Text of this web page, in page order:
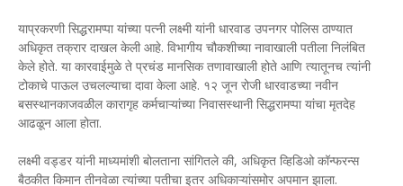
याप्रकरणी सिद्धरामप्पा यांच्या पत्नी लक्ष्मी यांनी धारवाड उपनगर पोलिस ठाण्यात
अधिकृत तक्रार दाखल केली आहे. विभागीय चौकशीच्या नावाखाली पतीला निलंबित
केले होते. या कारवाईमुळे ते प्रचंड मानसिक तणावाखाली होते आणि त्यातूनच त्यांनी
टोकाचे पाऊल उचलल्याचा दावा केला आहे. १२ जून रोजी धारवाडच्या नवीन
बसस्थानकाजवळील कारागृह कर्मचाऱ्यांच्या निवासस्थानी सिद्धरामप्पा यांचा मृतदेह
आढळून आला होता.
लक्ष्मी वड्डर यांनी माध्यमांशी बोलताना सांगितले की, अधिकृत व्हिडिओ कॉन्फरन्स
बैठकीत किमान तीनवेळा त्यांच्या पतीचा इतर अधिकाऱ्यांसमोर अपमान झाला.